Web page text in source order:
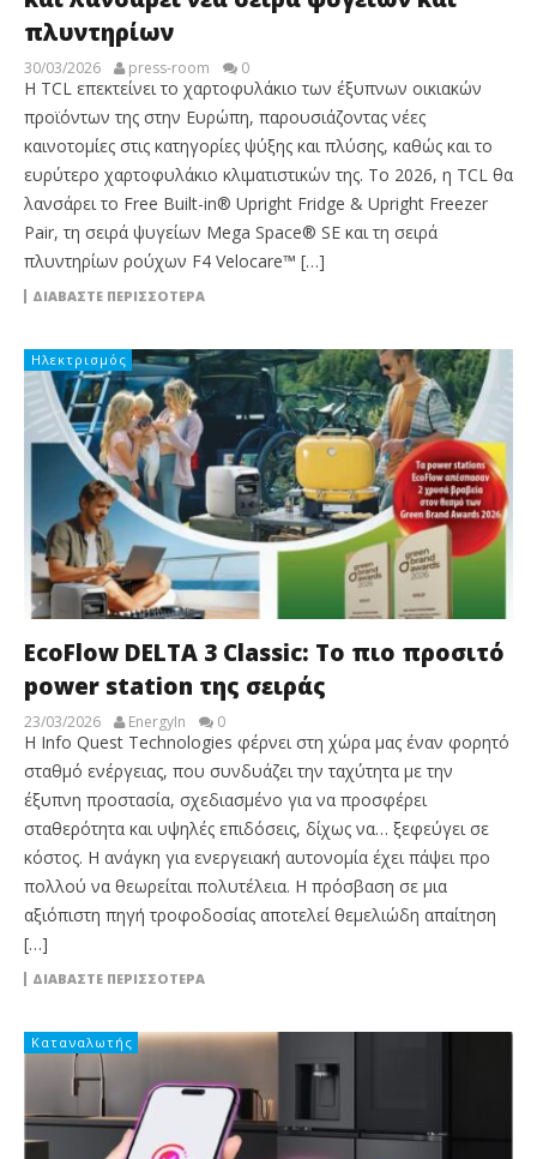
πλυντηρίων
30/03/2026 press-room 0
Η TCL επεκτείνει το χαρτοφυλάκιο των έξυπνων οικιακών
προϊόντων της στην Ευρώπη, παρουσιάζοντας νέες
καινοτομίες στις κατηγορίες ψύξης και πλύσης, καθώς και το
ευρύτερο χαρτοφυλάκιο κλιματιστικών της. Το 2026, η TCL θα
λανσάρει το Free Built-in® Upright Fridge & Upright Freezer
Pair, τη σειρά ψυγείων Mega Space® SE και τη σειρά
πλυντηρίων ρούχων F4 Velocare™ […]
ΔΙΑΒΆΣΤΕ ΠΕΡΙΣΣΌΤΕΡΑ
Ηλεκτρισμός
EcoFlow DELTA 3 Classic: Το πιο προσιτό
power station της σειράς
23/03/2026 EnergyIn 0
Η Info Quest Technologies φέρνει στη χώρα μας έναν φορητό
σταθμό ενέργειας, που συνδυάζει την ταχύτητα με την
έξυπνη προστασία, σχεδιασμένο για να προσφέρει
σταθερότητα και υψηλές επιδόσεις, δίχως να… ξεφεύγει σε
κόστος. H ανάγκη για ενεργειακή αυτονομία έχει πάψει προ
πολλού να θεωρείται πολυτέλεια. Η πρόσβαση σε μια
αξιόπιστη πηγή τροφοδοσίας αποτελεί θεμελιώδη απαίτηση
[…]
ΔΙΑΒΆΣΤΕ ΠΕΡΙΣΣΌΤΕΡΑ
Καταναλωτής